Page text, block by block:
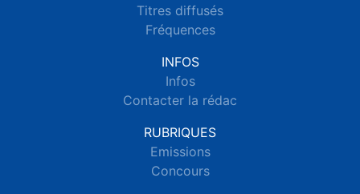
Titres diffusés
Fréquences
INFOS
Infos
Contacter la rédac
RUBRIQUES
Emissions
Concours